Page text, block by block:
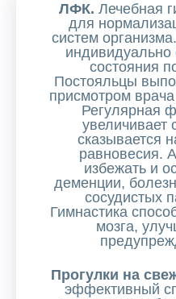
ЛФК. Лечебная
для
систем
индивидуально
состояния
Постояльцы
присмотром
Регулярная
увеличивает
сказывается
равновесия.
избежать и
деменции,
сосудистых
Гимнастика
мозга,
Прогулки на
эффективный